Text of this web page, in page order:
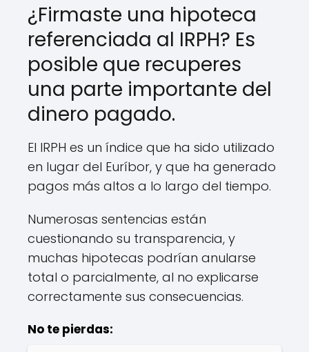
¿Firmaste una hipoteca
referenciada al IRPH? Es
posible que recuperes
una parte importante del
dinero pagado.
El IRPH es un índice que ha sido utilizado
en lugar del Euríbor, y que ha generado
pagos más altos a lo largo del tiempo.
Numerosas sentencias están
cuestionando su transparencia, y
muchas hipotecas podrían anularse
total o parcialmente, al no explicarse
correctamente sus consecuencias.
No te pierdas: